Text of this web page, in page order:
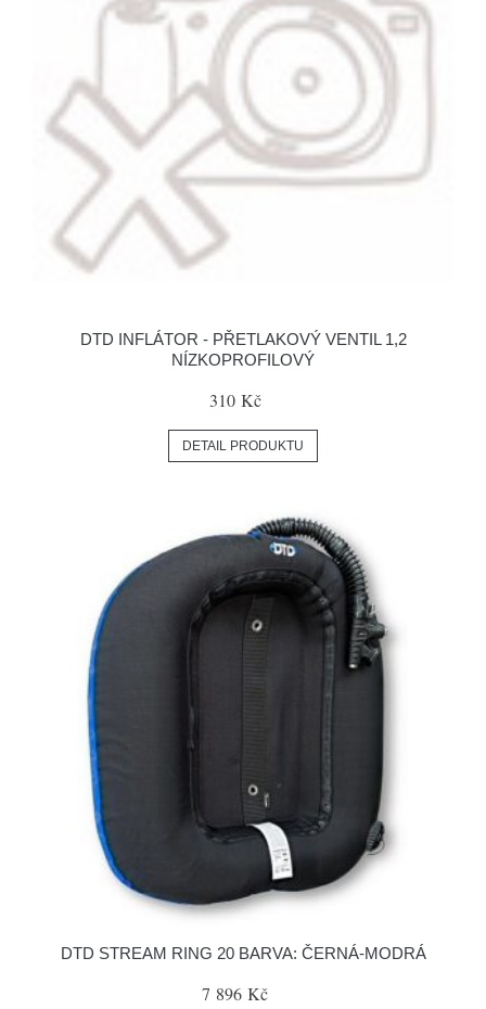
DTD INFLÁTOR - PŘETLAKOVÝ VENTIL 1,2
NÍZKOPROFILOVÝ
310 Kč
DETAIL PRODUKTU
DTD STREAM RING 20 BARVA: ČERNÁ-MODRÁ
7 896 Kč